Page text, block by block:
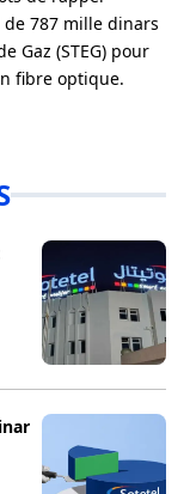
787 mille dinars
Gaz (STEG) pour
fibre optique.